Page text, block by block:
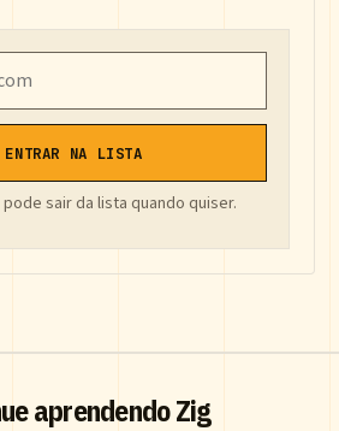
ENTRAR NA LISTA
sair da lista quando quiser.
aprendendo Zig